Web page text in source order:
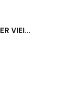
BOUTON DE MEUBLE FER VIEILLI DAUBY PBU45 VO